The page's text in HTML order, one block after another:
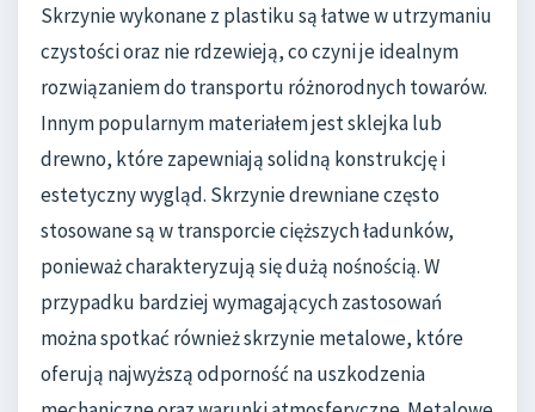
Skrzynie wykonane z plastiku są łatwe w utrzymaniu
czystości oraz nie rdzewieją, co czyni je idealnym
rozwiązaniem do transportu różnorodnych towarów.
Innym popularnym materiałem jest sklejka lub
drewno, które zapewniają solidną konstrukcję i
estetyczny wygląd. Skrzynie drewniane często
stosowane są w transporcie cięższych ładunków,
ponieważ charakteryzują się dużą nośnością. W
przypadku bardziej wymagających zastosowań
można spotkać również skrzynie metalowe, które
oferują najwyższą odporność na uszkodzenia